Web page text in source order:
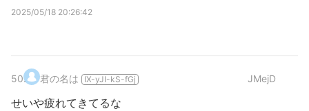
2025/05/18 20:26:42
50. 君の名は IX-yJI-kS-fGj JMejD
せいや疲れてきてるな